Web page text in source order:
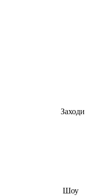
Заходи
Шоу